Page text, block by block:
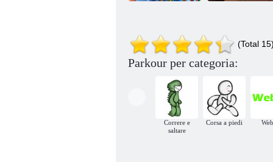
Obby: Pew Pew Blocks
Minigiochi di
Obby
Parkour dei
Dreadhead
(Total 15)
Parkour per categoria:
Correre e
saltare
Corsa a piedi